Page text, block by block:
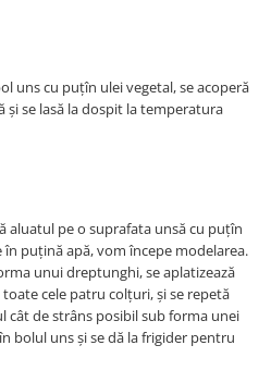
uns cu puțîn ulei vegetal, se acoperă
și se lasă la dospit la temperatura
aluatul pe o suprafata unsă cu puțîn
în puțină apă, vom începe modelarea.
unui dreptunghi, se aplatizează
cele patru colțuri, și se repetă
cât de strâns posibil sub forma unei
bolul uns și se dă la frigider pentru